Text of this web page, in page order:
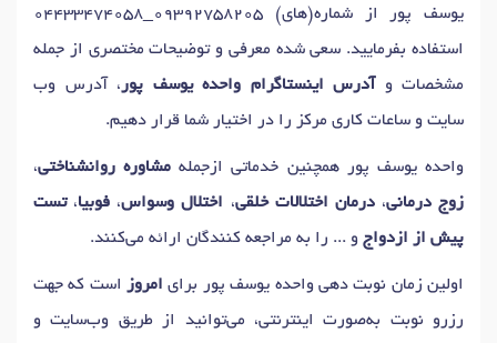
یوسف پور از شماره(های) 04433474058_09392758205
استفاده بفرمایید. سعی شده معرفی و توضیحات مختصری از جمله
مشخصات و آدرس اینستاگرام واحده یوسف پور ، آدرس وب
سایت و ساعات کاری مرکز را در اختیار شما قرار دهیم.
واحده یوسف پور همچنین خدماتی ازجمله مشاوره روانشناختی،
زوج درمانی،درمان اختلالات خلقی، اختلال وسواس، فوبیا،تست
پیش از ازدواج و ... را به مراجعه کنندگان ارائه می‌کنند.
اولین زمان نوبت دهی واحده یوسف پور برای امروز است که جهت
رزرو نوبت به‌صورت اینترنتی، می‌توانید از طریق وب‌سایت و